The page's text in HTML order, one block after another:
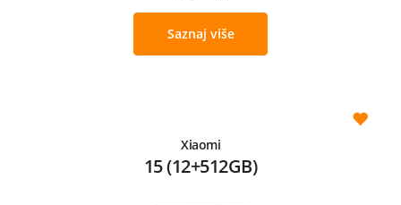
Saznaj više
Xiaomi
15 (12+512GB)